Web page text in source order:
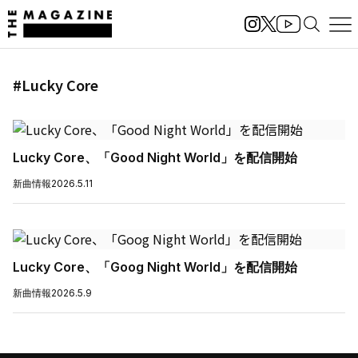
#Lucky Core
Lucky Core、「Good Night World」を配信開始
新曲情報2026.5.11
Lucky Core、「Goog Night World」を配信開始
新曲情報2026.5.9